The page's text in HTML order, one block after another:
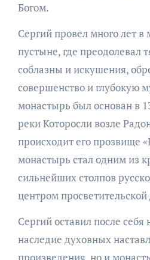
Богом.
Сергий провел много лет в
пустыне, где преодолевал
соблазны и искушения,
совершенство и глубокую
монастырь был основан в
реки Которосли возле
происходит его прозвище
монастырь стал одним из
сильнейших столпов
центром просветительской
Сергий оставил после себя
наследие духовных